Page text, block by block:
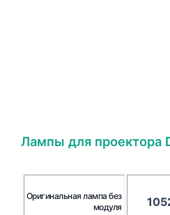
Лампы для проектора
Оригинальная лампа без
модуля